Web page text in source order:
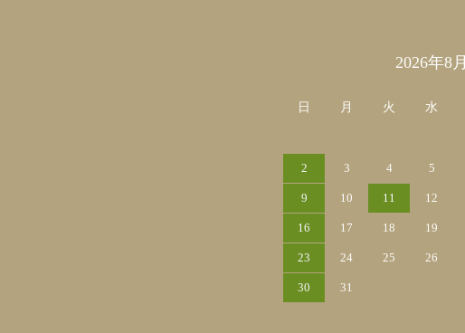
2026年8月
日 月 火 水
2 3 4 5
9 10 11 12
16 17 18 19
23 24 25 26
30 31